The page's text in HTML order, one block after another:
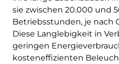
sie zwischen 20.000 und
Betriebsstunden, je nach
Diese Langlebigkeit in
geringen
kosteneffizienten